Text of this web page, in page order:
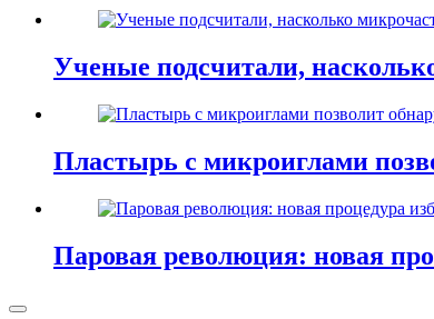
Ученые подсчитали,
Пластырь с микроиглами
Паровая революция: новая